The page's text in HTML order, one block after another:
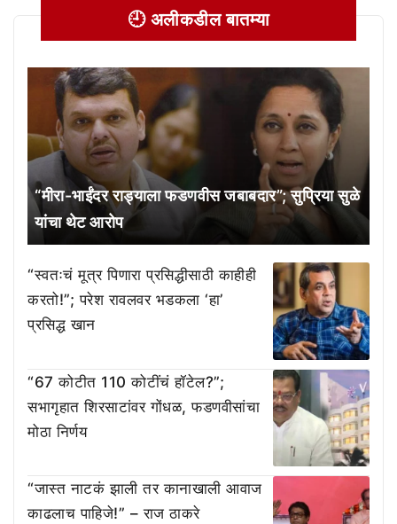
🕘 अलीकडील बातम्या
“मीरा-भाईंदर राड्याला फडणवीस जबाबदार”; सुप्रिया सुळे
यांचा थेट आरोप
“स्वतःचं मूत्र पिणारा प्रसिद्धीसाठी काहीही
करतो!”; परेश रावलवर भडकला ‘हा’
प्रसिद्ध खान
“67 कोटीत 110 कोटींचं हॉटेल?”;
सभागृहात शिरसाटांवर गोंधळ, फडणवीसांचा
मोठा निर्णय
“जास्त नाटकं झाली तर कानाखाली आवाज
काढलाच पाहिजे!” – राज ठाकरे